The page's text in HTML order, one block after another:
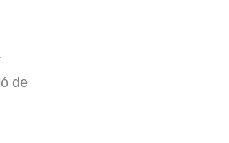
de